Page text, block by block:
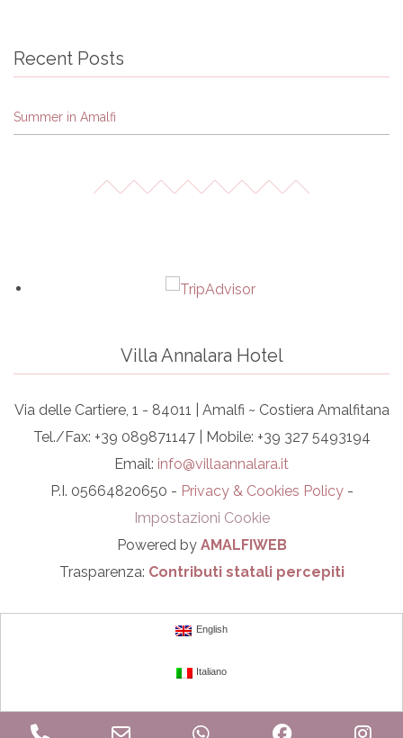
Recent Posts
Summer in Amalfi
Villa Annalara Hotel
Via delle Cartiere, 1 - 84011 | Amalfi ~ Costiera Amalfitana
Tel./Fax: +39 089871147 | Mobile: +39 327 5493194
Email: info@villaannalara.it
P.I. 05664820650 - Privacy & Cookies Policy-
Impostazioni Cookie
Powered by AMALFIWEB
Trasparenza: Contributi statali percepiti
WhatsApp Facebook
English
Italiano